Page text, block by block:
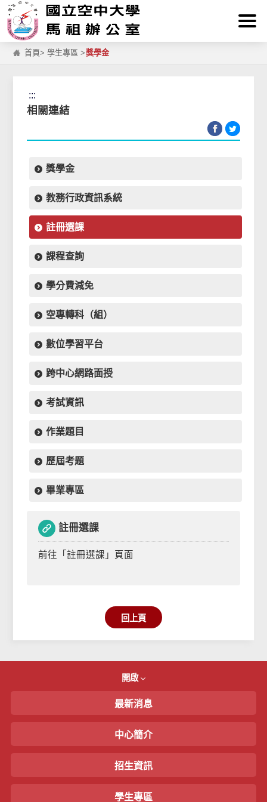
跳到主要內容區塊
:::
首頁>學生專區 >獎學金
:::
相關連結
獎學金
教務行政資訊系統
註冊選課
課程查詢
學分費減免
空專轉科（組）
數位學習平台
跨中心網路面授
考試資訊
作業題目
歷屆考題
畢業專區
註冊選課
前往「註冊選課」頁面
回上頁
開啟
最新消息
中心簡介
招生資訊
學生專區